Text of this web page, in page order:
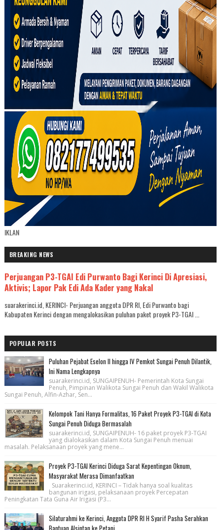
IKLAN
BREAKING NEWS
Perjuangan P3-TGAI Edi Purwanto Bagi Kerinci Di Apresiasi,
Aktivis; Lapor Pak Edi Ada Kader yang Nakal
suarakerinci.id, KERINCI- Perjuangan anggota DPR RI, Edi Purwanto bagi
Kabupaten Kerinci dengan mengalokasikan puluhan paket proyek P3-TGAI ...
POPULAR POSTS
Puluhan Pejabat Eselon II hingga IV Pemkot Sungai Penuh Dilantik,
Ini Nama Lengkapnya
suarakerinci.id, SUNGAIPENUH- Pemerintah Kota Sungai
Penuh, Pimpinan Walikota Sungai Penuh dan Wakil Walikota
Sungai Penuh, Alfin-Azhar, Sen...
Kelompok Tani Hanya Formalitas, 16 Paket Proyek P3-TGAI di Kota
Sungai Penuh Diduga Bermasalah
suarakerinci.id, SUNGAIPENUH- 16 paket proyek P3-TGAI
yang dialokasikan dalam Kota Sungai Penuh menuai
masalah. Pelaksanaan proyek yang mene...
Proyek P3-TGAI Kerinci Diduga Sarat Kepentingan Oknum,
Masyarakat Merasa Dimanfaatkan
Suarakerinci.id, KERINCI – Tidak hanya soal kualitas
bangunan irigasi, pelaksanaan proyek Percepatan
Peningkatan Tata Guna Air Irigasi (P3...
Silaturahmi ke Kerinci, Anggota DPR RI H Syarif Pasha Serahkan